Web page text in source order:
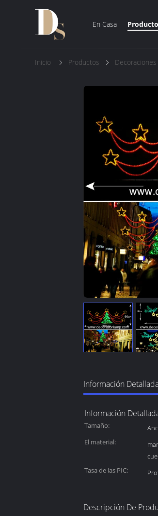
En Casa
Inicio Productos Decoraciones
Información
Información
Tamaño:
El material:
Tasa de las PIC:
Descripción De